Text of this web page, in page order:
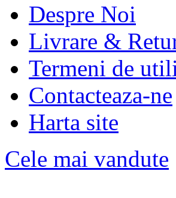
Despre Noi
Livrare &
Termeni de
Contacteaza-ne
Harta site
Cele mai vandute